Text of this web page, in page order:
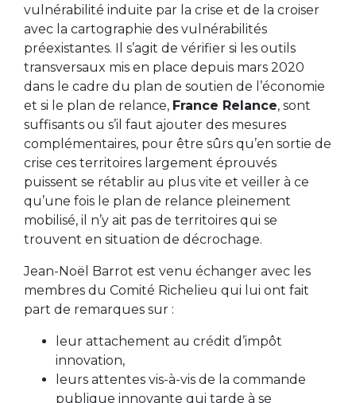
vulnérabilité induite par la crise et de la croiser
avec la cartographie des vulnérabilités
préexistantes. Il s’agit de vérifier si les outils
transversaux mis en place depuis mars 2020
dans le cadre du plan de soutien de l’économie
et si le plan de relance, France Relance, sont
suffisants ou s’il faut ajouter des mesures
complémentaires, pour être sûrs qu’en sortie de
crise ces territoires largement éprouvés
puissent se rétablir au plus vite et veiller à ce
qu’une fois le plan de relance pleinement
mobilisé, il n’y ait pas de territoires qui se
trouvent en situation de décrochage.
Jean-Noël Barrot est venu échanger avec les
membres du Comité Richelieu qui lui ont fait
part de remarques sur :
leur attachement au crédit d’impôt
innovation,
leurs attentes vis-à-vis de la commande
publique innovante qui tarde à se